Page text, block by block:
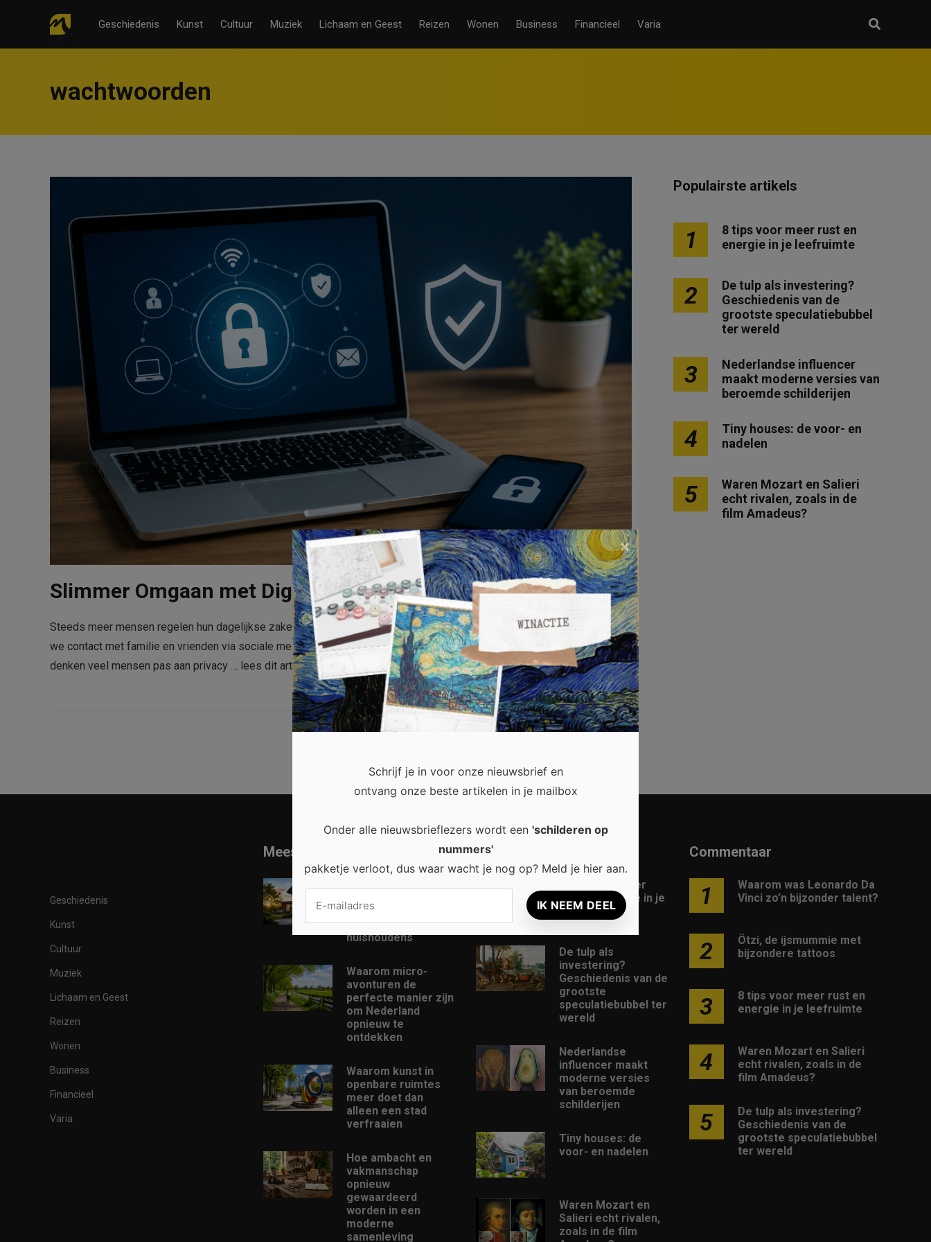
Geschiedenis Kunst Cultuur Muziek Lichaam en Geest Reizen Wonen Business Financieel Varia
wachtwoorden
Slimmer Omgaan met Digitale Privacy in het Dagelijks Leven
Steeds meer mensen regelen hun dagelijkse zaken online. We winkelen via internet. We bankieren digitaal. Ook houden
we contact met familie en vrienden via sociale media. Daardoor delen we dagelijks veel persoonlijke gegevens. Toch
denken veel mensen pas aan privacy … lees dit artikel
Populairste artikels
1
8 tips voor meer rust en
energie in je leefruimte
2
De tulp als investering?
Geschiedenis van de
grootste speculatiebubbel
ter wereld
3
Nederlandse influencer
maakt moderne versies van
beroemde schilderijen
4
Tiny houses: de voor- en
nadelen
5
Waren Mozart en Salieri
echt rivalen, zoals in de
film Amadeus?
Geschiedenis
Kunst
Cultuur
Muziek
Lichaam en Geest
Reizen
Wonen
Business
Financieel
Varia
Meest recent
interessanter wordt
voor Nederlandse
huishoudens
Waarom micro-
avonturen de
perfecte manier zijn
om Nederland
opnieuw te
ontdekken
Waarom kunst in
openbare ruimtes
meer doet dan
alleen een stad
verfraaien
Hoe ambacht en
vakmanschap
opnieuw
gewaardeerd
worden in een
moderne
samenleving
Popular
8 tips voor meer
rust en energie in je
leefruimte
De tulp als
investering?
Geschiedenis van de
grootste
speculatiebubbel ter
wereld
Nederlandse
influencer maakt
moderne versies
van beroemde
schilderijen
Tiny houses: de
voor- en nadelen
Waren Mozart en
Salieri echt rivalen,
zoals in de film
Commentaar
1
Waarom was Leonardo Da
Vinci zo’n bijzonder talent?
2
Ötzi, de ijsmummie met
bijzondere tattoos
3
8 tips voor meer rust en
energie in je leefruimte
4
Waren Mozart en Salieri
echt rivalen, zoals in de
film Amadeus?
5
De tulp als investering?
Geschiedenis van de
grootste speculatiebubbel
ter wereld
Schrijf je in voor onze nieuwsbrief en
ontvang onze beste artikelen in je mailbox
Onder alle nieuwsbrieflezers wordt een 'schilderen op
nummers'
pakketje verloot, dus waar wacht je nog op? Meld je hier aan.
×